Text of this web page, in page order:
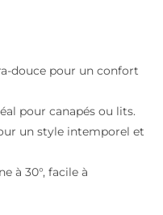
douce pour un confort
pour canapés ou lits.
un style intemporel et
à 30°, facile à